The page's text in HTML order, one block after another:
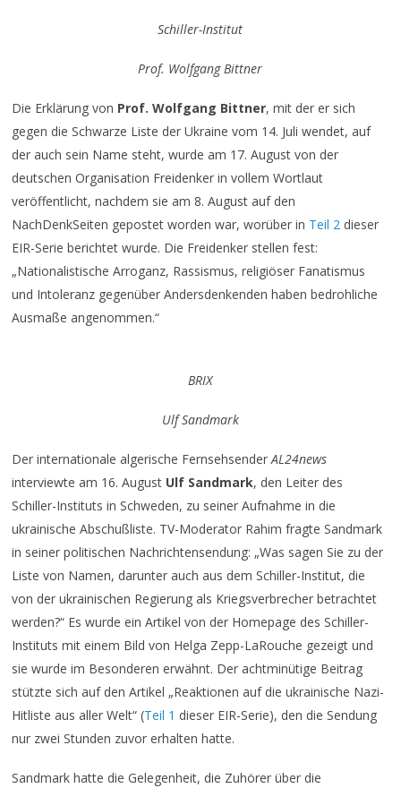
Schiller-Institut
Prof. Wolfgang Bittner
Die Erklärung von Prof. Wolfgang Bittner, mit der er sich
gegen die Schwarze Liste der Ukraine vom 14. Juli wendet, auf
der auch sein Name steht, wurde am 17. August von der
deutschen Organisation Freidenker in vollem Wortlaut
veröffentlicht, nachdem sie am 8. August auf den
NachDenkSeiten gepostet worden war, worüber in Teil 2 dieser
EIR-Serie berichtet wurde. Die Freidenker stellen fest:
„Nationalistische Arroganz, Rassismus, religiöser Fanatismus
und Intoleranz gegenüber Andersdenkenden haben bedrohliche
Ausmaße angenommen.“
BRIX
Ulf Sandmark
Der internationale algerische FernsehsenderAL24news
interviewte am 16. August Ulf Sandmark, den Leiter des
Schiller-Instituts in Schweden, zu seiner Aufnahme in die
ukrainische Abschußliste. TV-Moderator Rahim fragte Sandmark
in seiner politischen Nachrichtensendung: „Was sagen Sie zu der
Liste von Namen, darunter auch aus dem Schiller-Institut, die
von der ukrainischen Regierung als Kriegsverbrecher betrachtet
werden?“ Es wurde ein Artikel von der Homepage des Schiller-
Instituts mit einem Bild von Helga Zepp-LaRouche gezeigt und
sie wurde im Besonderen erwähnt. Der achtminütige Beitrag
stützte sich auf den Artikel „Reaktionen auf die ukrainische Nazi-
Hitliste aus aller Welt“ (Teil 1 dieser EIR-Serie), den die Sendung
nur zwei Stunden zuvor erhalten hatte.
Sandmark hatte die Gelegenheit, die Zuhörer über die